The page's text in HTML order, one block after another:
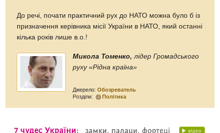
До речі, почати практичний рух до НАТО можна було б із
призначення керівника місії України в НАТО, який останні
кілька років лише в.о.!
Микола Томенко, лідер Громадського
руху «Рідна країна»
Джерело:Обозреватель
Розділи:
Політика